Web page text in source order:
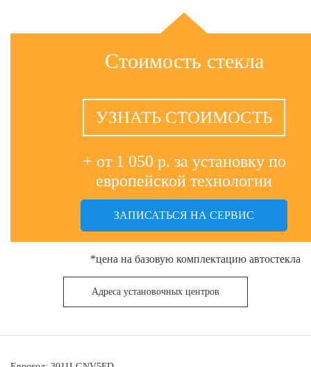
Стоимость стекла
УЗНАТЬ СТОИМОСТЬ
+ от 1 050 р. за установку по
европейской технологии
ЗАПИСАТЬСЯ НА СЕРВИС
*цена на базовую комплектацию автостекла
Адреса установочных центров